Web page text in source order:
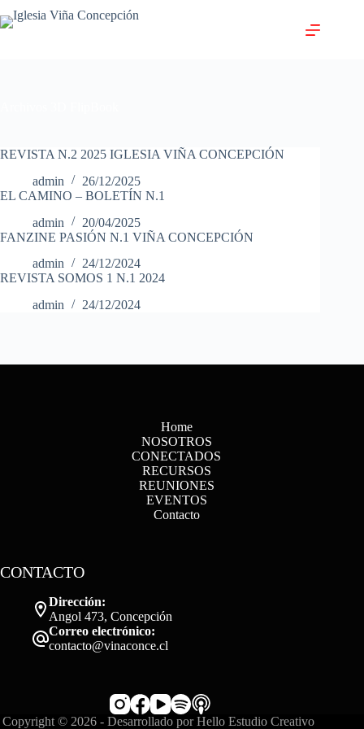
al
REVISTA N.2 2025 IGLESIA VIÑA CONCEPCIÓN
admin
26/12/2025
EL CAMINO – BOLETÍN N.1
admin
20/04/2025
FANZINE PASIÓN N.1 VIÑA CONCEPCIÓN
admin
24/12/2024
REVISTA SOMOS 1 N.1 2024
admin
24/12/2024
Home
NOSOTROS
CONECTADOS
RECURSOS
REUNIONES
EVENTOS
Contacto
CONTACTO
Dirección:
Angol 473, Concepción
Correo electrónico:
contacto@vinaconce.cl
Copyright © 2026 - Desarrollado porHello Estudio Creativo